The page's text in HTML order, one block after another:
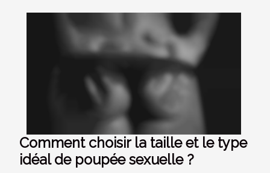
Comment choisir la taille et le type
idéal de poupée sexuelle ?